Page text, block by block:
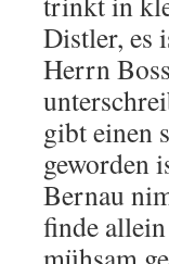
Distler, es
Herrn
gibt einen
geworden
Bernau
finde